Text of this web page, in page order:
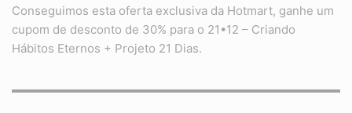
Conseguimos esta oferta exclusiva da Hotmart, ganhe um
cupom de desconto de 30% para o 21•12 – Criando
Hábitos Eternos + Projeto 21 Dias.